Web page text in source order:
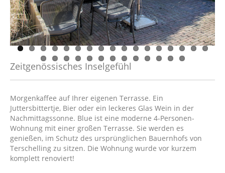
Zeitgenössisches Inselgefühl
Morgenkaffee auf Ihrer eigenen Terrasse. Ein
Juttersbittertje, Bier oder ein leckeres Glas Wein in der
Nachmittagssonne. Blue ist eine moderne 4-Personen-
Wohnung mit einer großen Terrasse. Sie werden es
genießen, im Schutz des ursprünglichen Bauernhofs von
Terschelling zu sitzen. Die Wohnung wurde vor kurzem
komplett renoviert!